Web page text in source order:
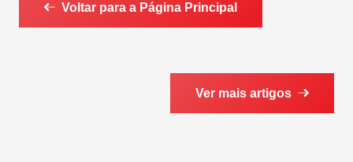
Voltar para a Página Principal
Ver mais artigos